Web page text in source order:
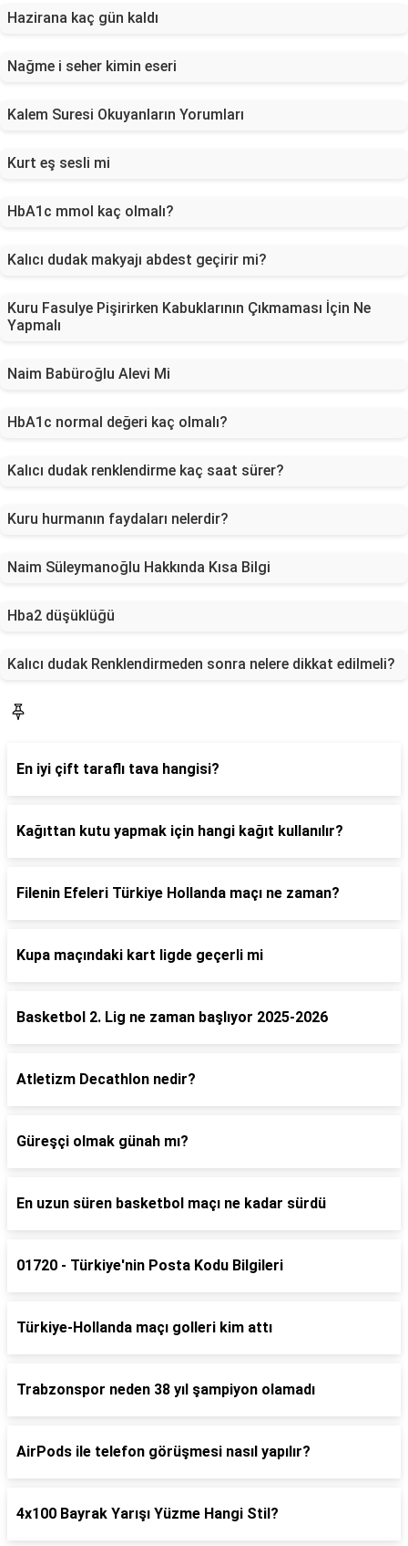
Hazirana kaç gün kaldı
Nağme i seher kimin eseri
Kalem Suresi Okuyanların Yorumları
Kurt eş sesli mi
HbA1c mmol kaç olmalı?
Kalıcı dudak makyajı abdest geçirir mi?
Kuru Fasulye Pişirirken Kabuklarının Çıkmaması İçin Ne
Yapmalı
Naim Babüroğlu Alevi Mi
HbA1c normal değeri kaç olmalı?
Kalıcı dudak renklendirme kaç saat sürer?
Kuru hurmanın faydaları nelerdir?
Naim Süleymanoğlu Hakkında Kısa Bilgi
Hba2 düşüklüğü
Kalıcı dudak Renklendirmeden sonra nelere dikkat edilmeli?
En iyi çift taraflı tava hangisi?
Kağıttan kutu yapmak için hangi kağıt kullanılır?
Filenin Efeleri Türkiye Hollanda maçı ne zaman?
Kupa maçındaki kart ligde geçerli mi
Basketbol 2. Lig ne zaman başlıyor 2025-2026
Atletizm Decathlon nedir?
Güreşçi olmak günah mı?
En uzun süren basketbol maçı ne kadar sürdü
01720 - Türkiye'nin Posta Kodu Bilgileri
Türkiye-Hollanda maçı golleri kim attı
Trabzonspor neden 38 yıl şampiyon olamadı
AirPods ile telefon görüşmesi nasıl yapılır?
4x100 Bayrak Yarışı Yüzme Hangi Stil?